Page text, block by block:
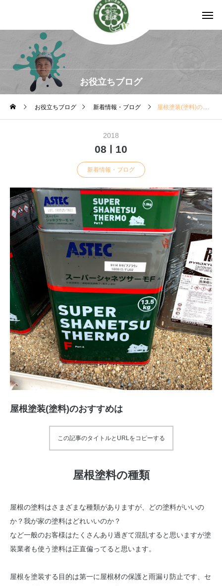
お役立ちブログ
お役立ちブログ 新着情報・ブログ 屋根塗装(塗料)のおすすめは
2018
08 10
新着情報・ブログ
屋根塗装(塗料)のおすすめは
この記事のタイトルとURLをコピーする
屋根塗料の種類
屋根の塗料はさまざまな種類がありますが、どの塗料がいいの
か？我が家の塗料はどれいいのか？
など一般のお客様はたくさんあり過ぎて混乱すると思いますが塗
装業者も使う塗料は正直偏ってると思います。
屋根を塗装する目的は第一に屋根材の保護と雨漏り防止です、セ